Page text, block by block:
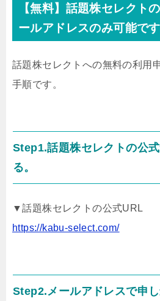
【無料】話題株セレクト
ールアドレスのみ可能です
話題株セレクトへの無料の利用
手順です。
Step1.話題株セレクトの公
る。
▼話題株セレクトの公式URL
https://kabu-select.com/
Step2.メールアドレスで申し